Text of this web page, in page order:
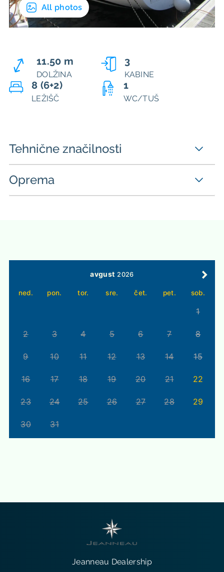
All photos
11.50 m
DOLŽINA
3
KABINE
8 (6+2)
LEŽIŠČ
1
WC/TUŠ
Tehnične značilnosti
Oprema
avgust 2026
ned. pon. tor. sre. čet. pet. sob.
1
2 3 4 5 6 7 8
9 10 11 12 13 14 15
16 17 18 19 20 21 22
23 24 25 26 27 28 29
30 31
Jeanneau Dealership